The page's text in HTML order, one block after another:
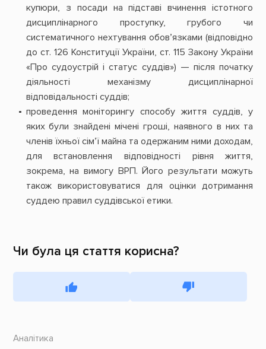
купюри, з посади на підставі вчинення істотного
дисциплінарного проступку, грубого чи
систематичного нехтування обов’язками (відповідно
до ст. 126 Конституції України, ст. 115 Закону України
«Про судоустрій і статус суддів») — після початку
діяльності механізму дисциплінарної
відповідальності суддів;
проведення моніторингу способу життя суддів, у
яких були знайдені мічені гроші, наявного в них та
членів їхньої сім’ї майна та одержаним ними доходам,
для встановлення відповідності рівня життя,
зокрема, на вимогу ВРП. Його результати можуть
також використовуватися для оцінки дотримання
суддею правил суддівської етики.
Чи була ця стаття корисна?
Аналітика